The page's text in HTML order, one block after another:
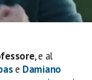
, e al
e Damiano